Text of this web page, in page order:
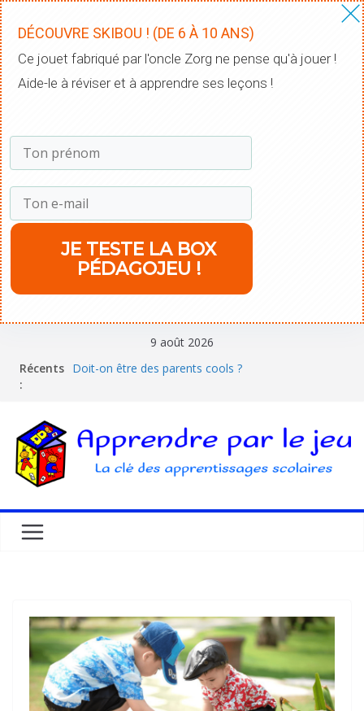
9 août 2026
Récents
:
Doit-on être des parents cools ?
La pédagogie Montessori est-elle ludique ?
DÉCOUVRE SKIBOU ! (DE 6 À 10 ANS)
​Ce jouet fabriqué par l'oncle Zorg ne pense qu'à jouer !
Aide-le à réviser et à apprendre ses leçons !
​JE TESTE LA BOX
PÉDAGOJEU !